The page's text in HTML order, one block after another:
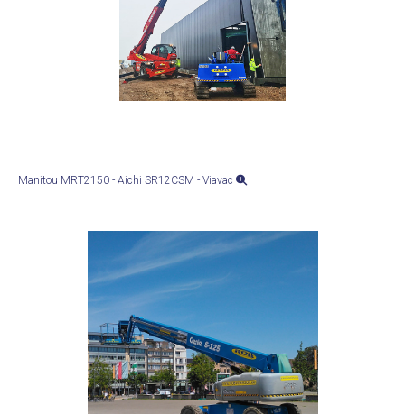
Manitou MRT2150 - Aichi SR12CSM - Viavac